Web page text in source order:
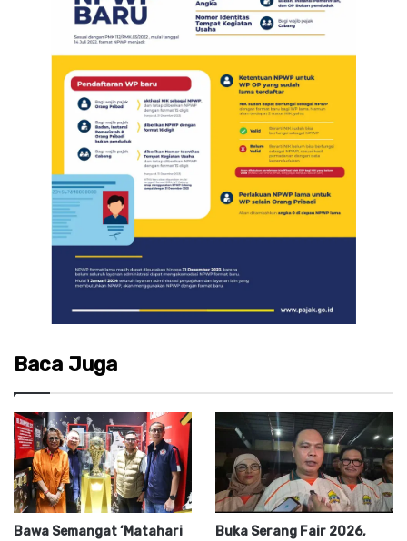
Baca Juga
Bawa Semangat ‘Matahari
Buka Serang Fair 2026,